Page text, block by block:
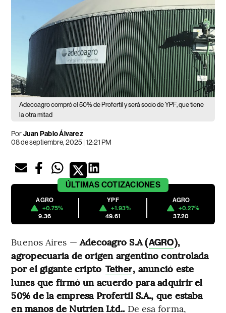
Adecoagro compró el 50% de Profertil y será socio de YPF, que tiene
la otra mitad
PorJuan Pablo Álvarez
08 de septiembre, 2025 | 12:21 PM
ÚLTIMAS COTIZACIONES
AGRO
+0.75%
9.36
YPF
+1.93%
49.61
AGRO
+0.27%
37.20
Buenos Aires —Adecoagro S.A (AGRO),
agropecuaria de origen argentino controlada
por el gigante cripto Tether, anunció este
lunes que firmó un acuerdo para adquirir el
50% de la empresa Profertil S.A., que estaba
en manos de Nutrien Ltd.. De esa forma,